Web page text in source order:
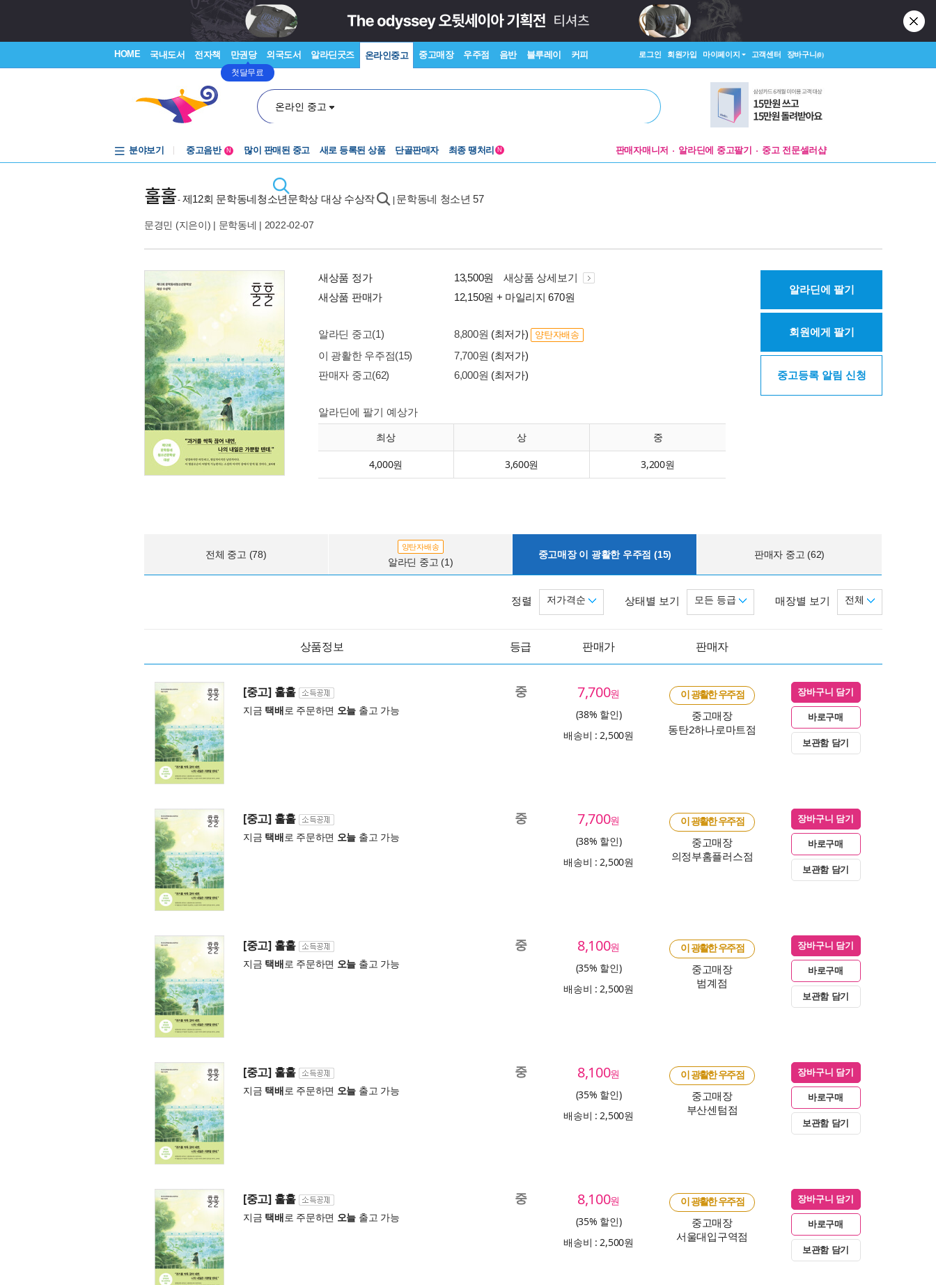
HOME 국내도서 전자책 만권당
첫달무료
외국도서 알라딘굿즈 온라인중고 중고매장 우주점 음반 블루레이 커피 로그인 회원가입 마이페이지 고객센터 장바구니(0)
온라인 중고
분야보기
중고음반
N 많이 판매된 중고 새로 등록된 상품 단골판매자 최종 땡처리 N 판매자매니저 알라딘에 중고팔기 중고 전문셀러샵
훌훌- 제12회 문학동네청소년문학상 대상 수상작 문학동네 청소년 57
문경민 (지은이) | 문학동네 | 2022-02-07
새상품 정가 13,500원
새상품 상세보기
새상품 판매가
12,150원 + 마일리지 670원
알라딘 중고(1) 8,800원 (최저가) 양탄자배송
이 광활한 우주점(15) 7,700원 (최저가)
판매자 중고(62)
6,000원 (최저가)
알라딘에 팔기 예상가
최상 상 중
4,000원 3,600원 3,200원
알라딘에 팔기
회원에게 팔기
중고등록 알림 신청
전체 중고 (78)
양탄자배송
알라딘 중고 (1)
중고매장 이 광활한 우주점 (15) 판매자 중고 (62)
매장별 보기 전체
상태별 보기 모든 등급
정렬 저가격순
상품정보 등급 판매가 판매자
[중고] 훌훌
지금 택배로 주문하면 오늘 출고 가능
중 7,700원
(38% 할인)
배송비 : 2,500원
이 광활한 우주점
중고매장
동탄2하나로마트점
장바구니 담기
바로구매
보관함 담기
[중고] 훌훌
지금 택배로 주문하면 오늘 출고 가능
중 7,700원
(38% 할인)
배송비 : 2,500원
이 광활한 우주점
중고매장
의정부홈플러스점
장바구니 담기
바로구매
보관함 담기
[중고] 훌훌
지금 택배로 주문하면 오늘 출고 가능
중 8,100원
(35% 할인)
배송비 : 2,500원
이 광활한 우주점
중고매장
범계점
장바구니 담기
바로구매
보관함 담기
[중고] 훌훌
지금 택배로 주문하면 오늘 출고 가능
중 8,100원
(35% 할인)
배송비 : 2,500원
이 광활한 우주점
중고매장
부산센텀점
장바구니 담기
바로구매
보관함 담기
[중고] 훌훌
지금 택배로 주문하면 오늘 출고 가능
중 8,100원
(35% 할인)
배송비 : 2,500원
이 광활한 우주점
중고매장
서울대입구역점
장바구니 담기
바로구매
보관함 담기